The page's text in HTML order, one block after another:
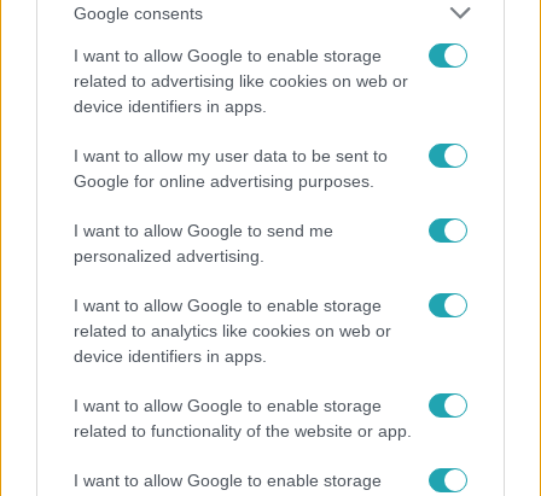
Google consents
I want to allow Google to enable storage
related to advertising like cookies on web or
device identifiers in apps.
I want to allow my user data to be sent to
Google for online advertising purposes.
I want to allow Google to send me
personalized advertising.
I want to allow Google to enable storage
related to analytics like cookies on web or
device identifiers in apps.
I want to allow Google to enable storage
related to functionality of the website or app.
I want to allow Google to enable storage
Rubint Réka: A mai napig nem jött vissza a 100%-
os tüdőkapacitásom